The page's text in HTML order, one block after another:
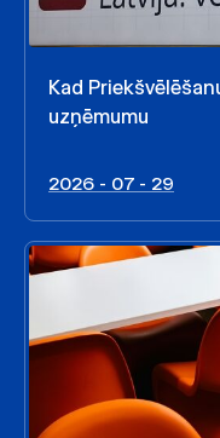
Kad
uzņēmumu
2026 - 07 - 29